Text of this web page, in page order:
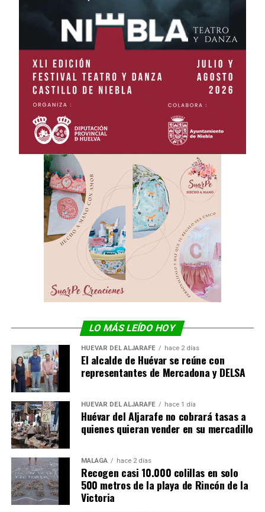
LO MÁS LEÍDO HOY
HUÉVAR DEL ALJARAFE hace 2 días
El alcalde de Huévar se reúne con
representantes de Mercadona y DELSA
HUÉVAR DEL ALJARAFE hace 1 día
Huévar del Aljarafe no cobrará tasas a
quienes quieran vender en su mercadillo
MÁLAGA hace 2 días
Recogen casi 10.000 colillas en solo
500 metros de la playa de Rincón de la
Victoria